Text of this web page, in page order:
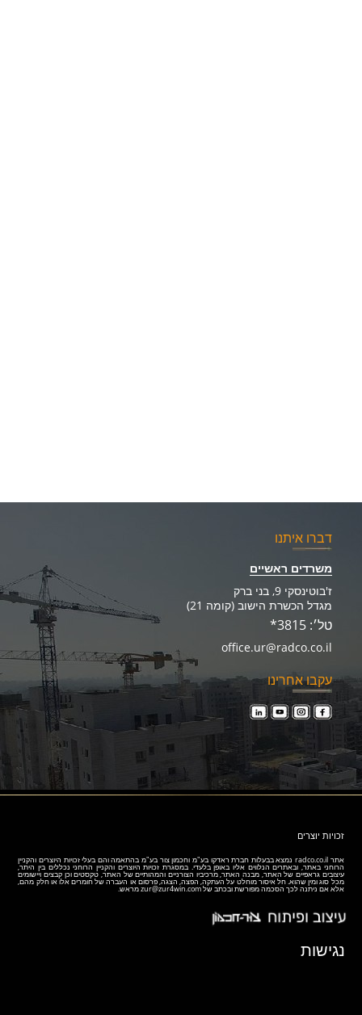
דברו איתנו
משרדים ראשיים
ז'בוטינסקי 9, בני ברק
מגדל הכשרת הישוב (קומה 21)
טל׳: 3815*
office.ur@radco.co.il
עקבו אחרינו
נגישות
זכויות יוצרים
אתר radco.co.il נמצא בבעלות חברת ראדקו בע"מ וחכמון צור בע"מ בהתאמה והם בעלי זכויות היוצרים והקניין
הרוחני באתר, ובאתרים הנלווים אליו באופן בלעדי. במסגרת זכויות היוצרים והקניין הרוחני נכללים בין היתר,
עיצובים גראפיים של האתר, מבנה האתר, מרכיביו הצורניים והמהותיים של האתר, טקסטים וכן קבצים ויישומים
מכל סוג ומין שהוא. חל איסור מוחלט על העתקה, הפצה, הצגה, פרסום או העברה של חומרים אלו או חלק מהם,
אלא אם ניתנה לכך הסכמה מפורשת ובכתב שלzur@zur4win.comמראש.